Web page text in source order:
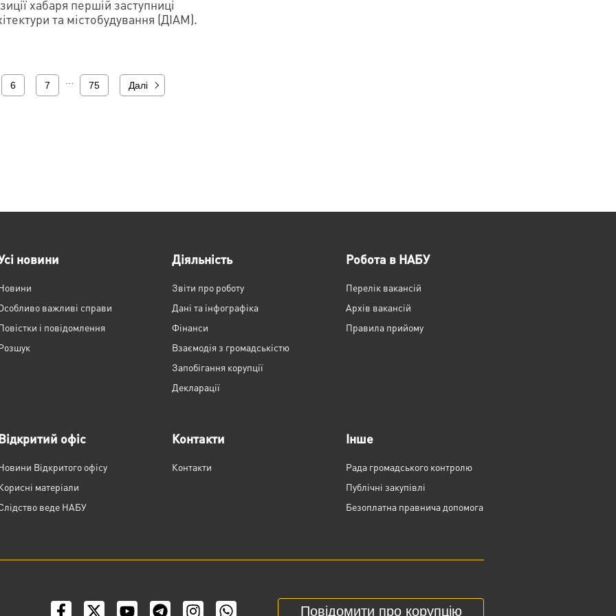
хабаря першій заступниці
та містобудування (ДІАМ).
6 7 75 Далі
новини
важливі справи
і повідомлення
Діяльність
Звіти про роботу
Дані та інфографіка
Фінанси
Взаємодія з громадськістю
Запобігання корупції
Декларації
Робота в НАБУ
Перелік вакансій
Архів вакансій
Правила прийому
офіс
Відкритого офісу
матеріали
веде НАБУ
Контакти
Контакти
Інше
Рада громадського контролю
Публічні закупівлі
Безоплатна правнича допомога
Повідомити про корупцію